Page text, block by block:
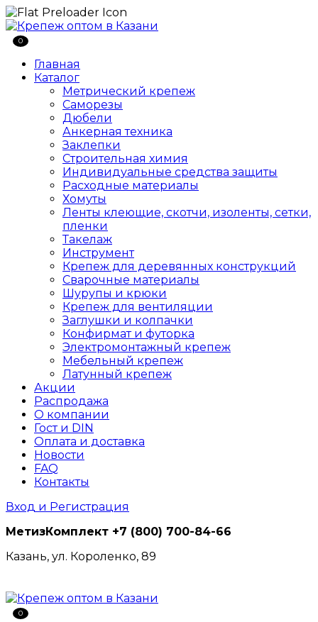
0
Главная
Каталог
Метрический крепеж
Саморезы
Дюбели
Анкерная техника
Заклепки
Строительная химия
Индивидуальные средства защиты
Расходные материалы
Хомуты
Ленты клеющие, скотчи, изоленты, сетки,
пленки
Такелаж
Инструмент
Крепеж для деревянных конструкций
Сварочные материалы
Шурупы и крюки
Крепеж для вентиляции
Заглушки и колпачки
Конфирмат и футорка
Электромонтажный крепеж
Мебельный крепеж
Латунный крепеж
Акции
Распродажа
О компании
Гост и DIN
Оплата и доставка
Новости
FAQ
Контакты
Вход и Регистрация
МетизКомплект +7 (800) 700-84-66
Казань, ул. Короленко, 89
0